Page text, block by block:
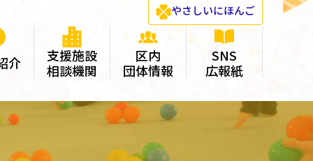
やさしいにほんご
介
支援施設
相談機関
区内
団体情報
SNS
広報紙